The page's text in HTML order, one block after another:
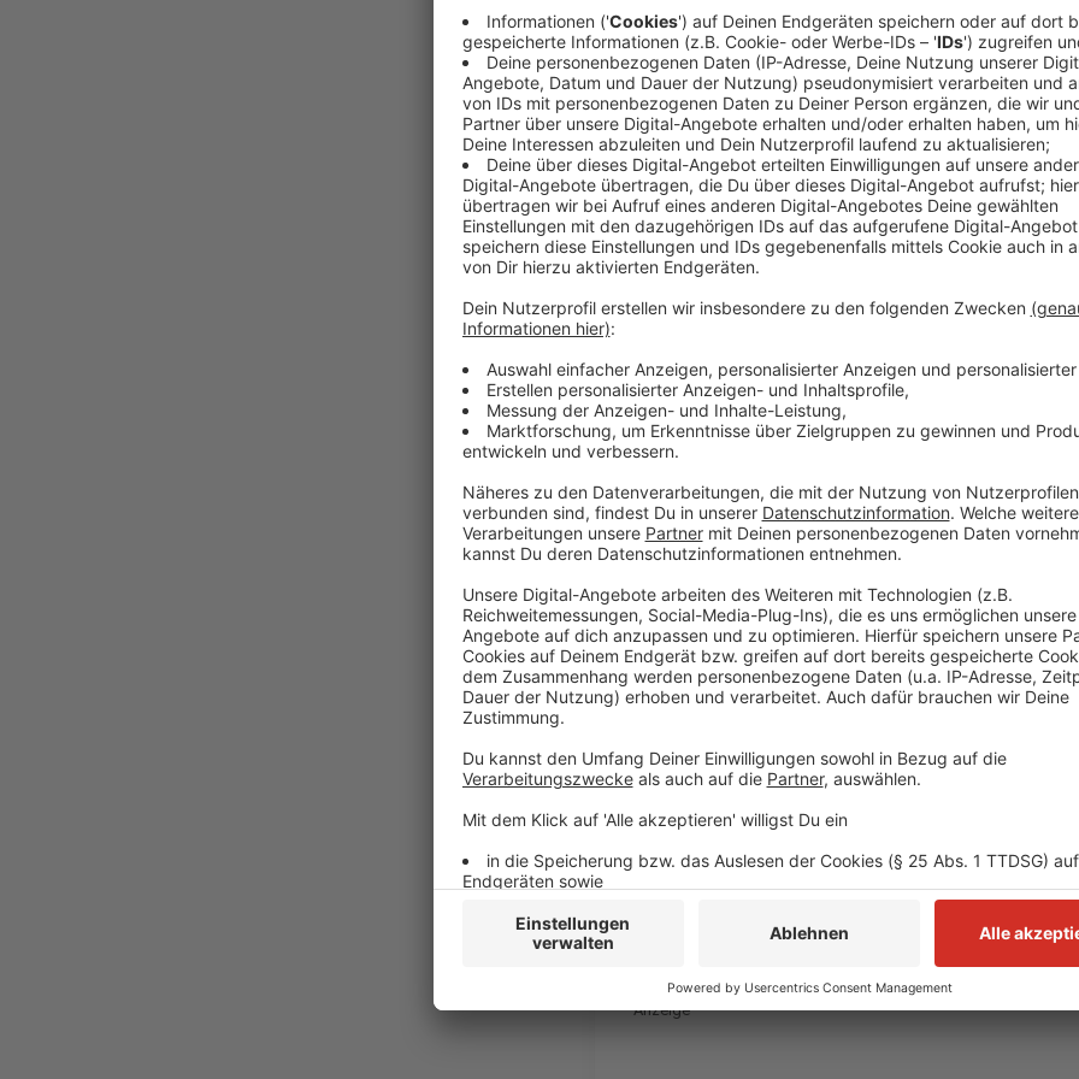
Anke Engelke, Carolin Kebekus, Axel Stein, Olaf
Herbst. Es ist ein Who-is-who der deutschen
bei der Aufzeichnung ganz klar Christoph der
Er selbst sagt aber bei uns im Interview: "Mein
Nontschew. Vor seinem Gesichtsgoulasch hatte ich
Nontschew auch bei LOL überhaut erst
Darauf kann man sich kaum vorbereiten
Anzeige
Man darf nicht lachen und da scheint die beste
Diese Situationskomik, vor allem wenn sie spontan
Christoph erzählt. Es ist wohl gut vergleichbar mit
Effekt“, bei dem der Hund schon anfängt zu
hört. Bei LOL "erbricht man sich kurz nach innen
dann erbricht man sich kurz vor Vorfreude, weil
Nummer.". Da hat man doch direkt Bilder im Kopf.
Autoren: Celina Pegel und David Müller
Anzeige
Celina Pegel
Anzeige